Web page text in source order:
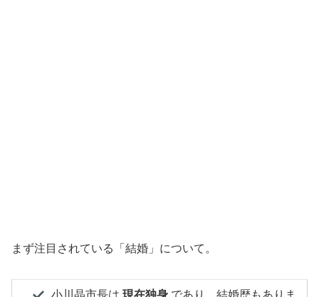
まず注目されている「結婚」について。